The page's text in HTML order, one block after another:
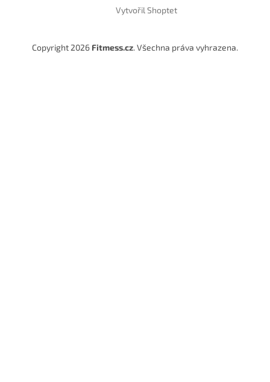
Vytvořil Shoptet
Copyright 2026 Fitmess.cz. Všechna práva vyhrazena.